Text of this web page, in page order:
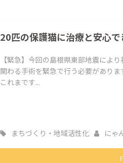
20匹の保護猫に治療と安心
【緊急】今回の島根県東部地震によ
関わる手術を緊急で行う必要がありま
これまです...
まちづくり・地域活性化 にゃ